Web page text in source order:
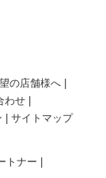
の店舗様へ
わせ
サイトマップ
トナー